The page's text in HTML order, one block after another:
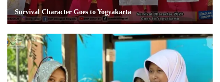
Survival Character Goes to Yogyakarta